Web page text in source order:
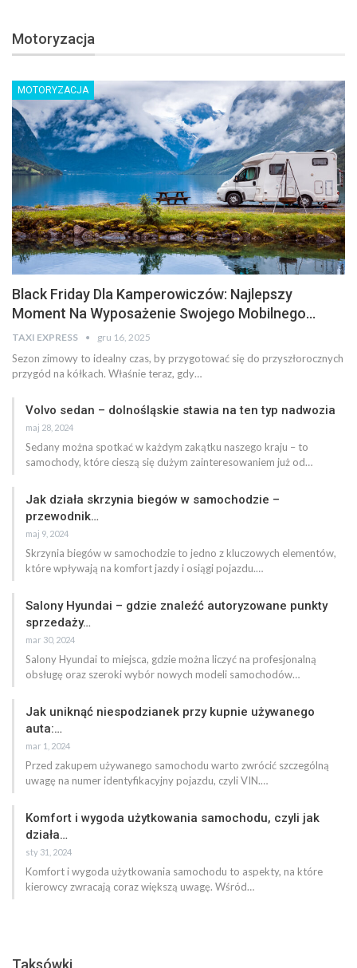
Motoryzacja
MOTORYZACJA
Black Friday Dla Kamperowiczów: Najlepszy
Moment Na Wyposażenie Swojego Mobilnego…
TAXI EXPRESS gru 16, 2025
Sezon zimowy to idealny czas, by przygotować się do przyszłorocznych
przygód na kółkach. Właśnie teraz, gdy…
Volvo sedan – dolnośląskie stawia na ten typ nadwozia
maj 28, 2024
Sedany można spotkać w każdym zakątku naszego kraju – to
samochody, które cieszą się dużym zainteresowaniem już od…
Jak działa skrzynia biegów w samochodzie –
przewodnik…
maj 9, 2024
Skrzynia biegów w samochodzie to jedno z kluczowych elementów,
które wpływają na komfort jazdy i osiągi pojazdu.…
Salony Hyundai – gdzie znaleźć autoryzowane punkty
sprzedaży…
mar 30, 2024
Salony Hyundai to miejsca, gdzie można liczyć na profesjonalną
obsługę oraz szeroki wybór nowych modeli samochodów…
Jak uniknąć niespodzianek przy kupnie używanego
auta:…
mar 1, 2024
Przed zakupem używanego samochodu warto zwrócić szczególną
uwagę na numer identyfikacyjny pojazdu, czyli VIN.…
Komfort i wygoda użytkowania samochodu, czyli jak
działa…
sty 31, 2024
Komfort i wygoda użytkowania samochodu to aspekty, na które
kierowcy zwracają coraz większą uwagę. Wśród…
Taksówki